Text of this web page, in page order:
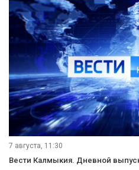
7 августа, 11:30
Вести Калмыкия. Дневной выпуск